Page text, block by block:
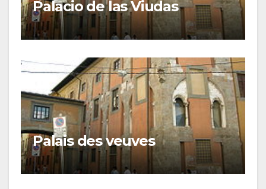
Palacio de las Viudas
Palais des veuves